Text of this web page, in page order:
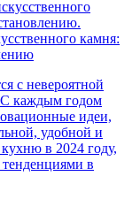
камня:
с невероятной
С каждым годом
идеи,
удобной и
в 2024 году,
тенденциями в